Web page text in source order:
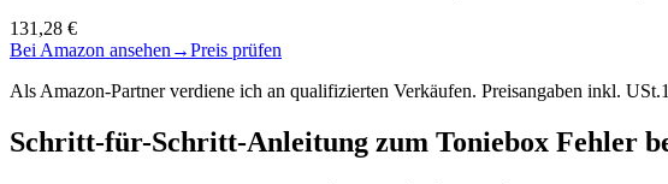
131,28 €
Bei Amazon ansehen →Preis prüfen
Als Amazon-Partner verdiene ich an qualifizierten Verkäufen. Preisangaben inkl.
Schritt-für-Schritt-Anleitung zum Toniebox Fehler